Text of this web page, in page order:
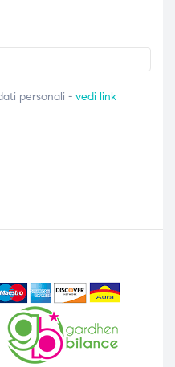
personali - vedi link